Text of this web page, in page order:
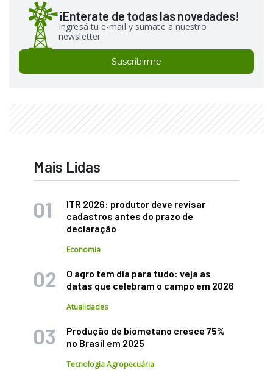
¡Enterate de todas las novedades!
Ingresá tu e-mail y sumate a nuestro
newsletter
Suscribirme
Mais Lidas
ITR 2026: produtor deve revisar
cadastros antes do prazo de
declaração
Economia
O agro tem dia para tudo: veja as
datas que celebram o campo em 2026
Atualidades
Produção de biometano cresce 75%
no Brasil em 2025
Tecnologia Agropecuária